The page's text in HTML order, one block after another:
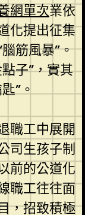
網單次業依
化提出征集
筋風暴”。
子”，實其
”。
職工中展開
司生孩子制
前的公道化
職工往往面
，招致積極